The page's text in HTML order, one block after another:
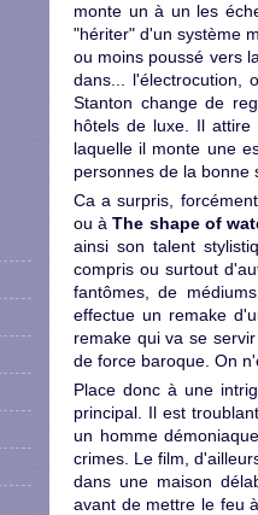
monte un à un les
"hériter" d'un système
ou moins poussé vers
dans... l'électrocution,
Stanton change de
hôtels de luxe. Il attire
laquelle il monte une
personnes de la bonne
Ca a surpris,
ou àThe shape of
ainsi son talent
compris ou surtout
fantômes, de
effectue un remake
remake qui va se
de force baroque. On
Place donc à une
principal. Il est
un homme
crimes. Le film,
dans une maison
avant de mettre le feu